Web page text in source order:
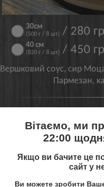
Вітаємо, ми
22:00
Якщо ви бачите це
сайт у
Ви можете зробити
30см
(500 г / 8 шт) / 280
40 см
(820 г / 8 шт) / 450
Вершковий соус, сир
Пармезан,